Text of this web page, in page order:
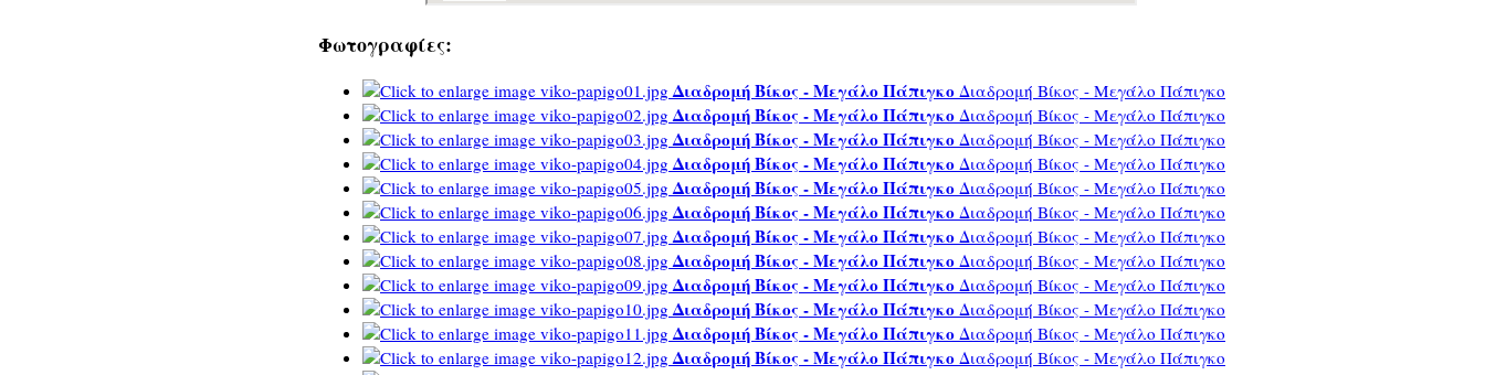
Φωτογραφίες:
Διαδρομή Βίκος - Μεγάλο Πάπιγκο Διαδρομή Βίκος - Μεγάλο Πάπιγκο
Διαδρομή Βίκος - Μεγάλο Πάπιγκο Διαδρομή Βίκος - Μεγάλο Πάπιγκο
Διαδρομή Βίκος - Μεγάλο Πάπιγκο Διαδρομή Βίκος - Μεγάλο Πάπιγκο
Διαδρομή Βίκος - Μεγάλο Πάπιγκο Διαδρομή Βίκος - Μεγάλο Πάπιγκο
Διαδρομή Βίκος - Μεγάλο Πάπιγκο Διαδρομή Βίκος - Μεγάλο Πάπιγκο
Διαδρομή Βίκος - Μεγάλο Πάπιγκο Διαδρομή Βίκος - Μεγάλο Πάπιγκο
Διαδρομή Βίκος - Μεγάλο Πάπιγκο Διαδρομή Βίκος - Μεγάλο Πάπιγκο
Διαδρομή Βίκος - Μεγάλο Πάπιγκο Διαδρομή Βίκος - Μεγάλο Πάπιγκο
Διαδρομή Βίκος - Μεγάλο Πάπιγκο Διαδρομή Βίκος - Μεγάλο Πάπιγκο
Διαδρομή Βίκος - Μεγάλο Πάπιγκο Διαδρομή Βίκος - Μεγάλο Πάπιγκο
Διαδρομή Βίκος - Μεγάλο Πάπιγκο Διαδρομή Βίκος - Μεγάλο Πάπιγκο
Διαδρομή Βίκος - Μεγάλο Πάπιγκο Διαδρομή Βίκος - Μεγάλο Πάπιγκο